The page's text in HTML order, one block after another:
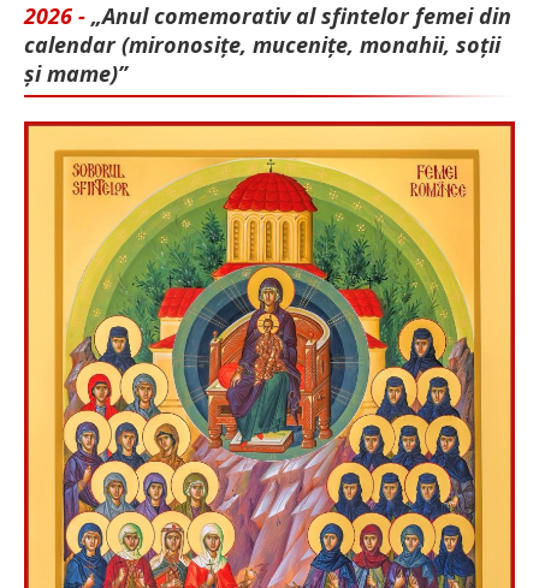
2026 - „Anul comemorativ al sfintelor femei din
calendar (mironosițe, mu­cenițe, monahii, soții
și mame)”